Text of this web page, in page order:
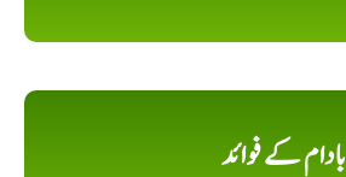
بادام کے فوائد